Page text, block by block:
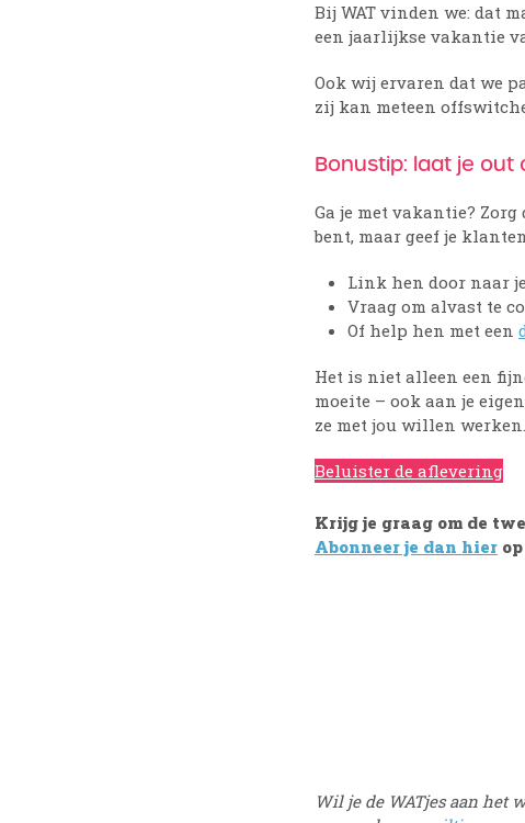
Bij WAT vinden we: dat
een jaarlijkse vakantie
Ook wij ervaren dat we
zij kan meteen
Bonustip: laat je
Ga je met vakantie?
bent, maar geef je
Link hen door naar
Vraag om alvast te
Of help hen met een
Het is niet alleen een
moeite – ook aan je eigen
ze met jou willen werken.
Beluister de aflevering
Krijg je graag om de
Abonneer je dan hier
Wil je de WATjes aan het